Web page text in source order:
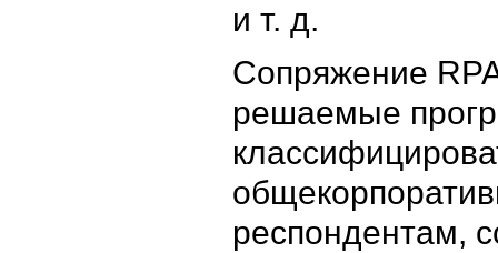
и т. д.
Сопряжение
решаемые
респондентам,